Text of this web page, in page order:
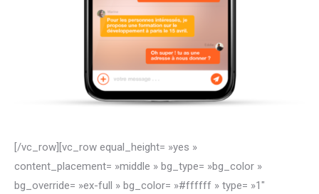
[/vc_row][vc_row equal_height= »yes »
content_placement= »middle » bg_type= »bg_color »
bg_override= »ex-full » bg_color= »#ffffff » type= »1″